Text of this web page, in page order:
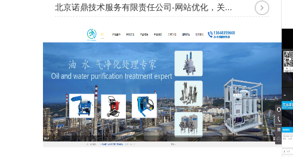
北京诺鼎技术服务有限责任公司-网站优化，关...